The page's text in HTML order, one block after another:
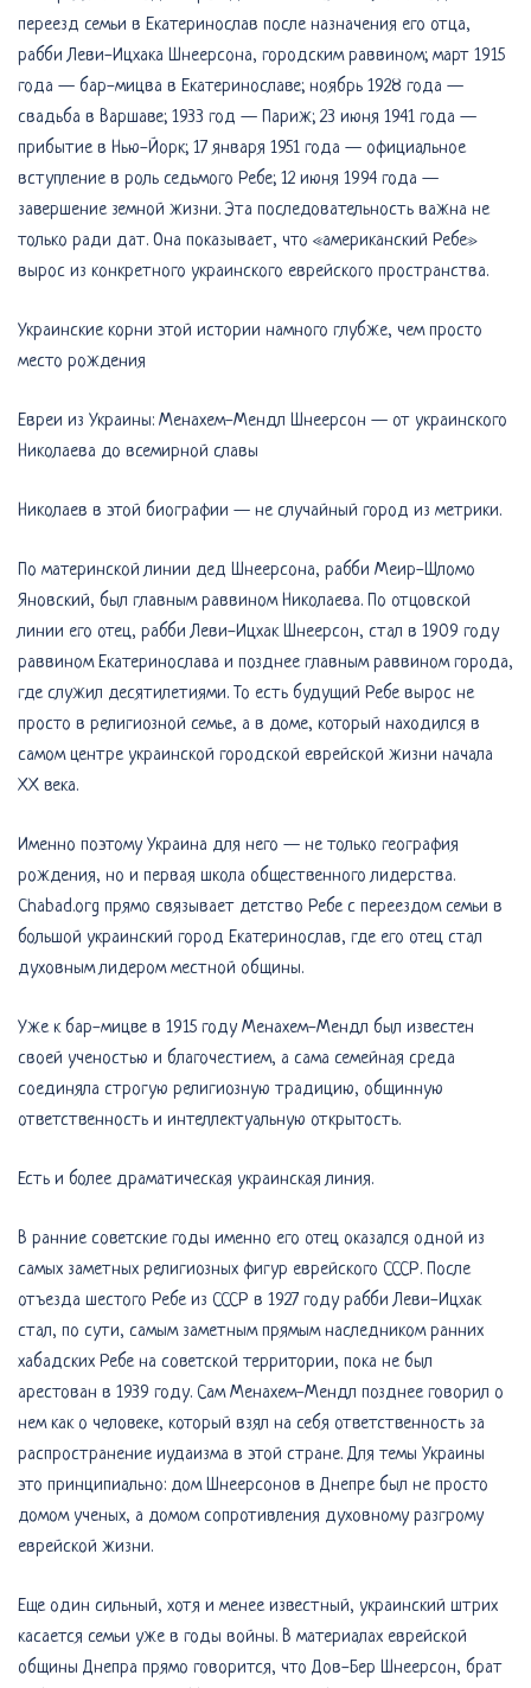
переезд семьи в Екатеринослав после назначения его отца,
рабби Леви-Ицхака Шнеерсона, городским раввином; март 1915
года — бар-мицва в Екатеринославе; ноябрь 1928 года —
свадьба в Варшаве; 1933 год — Париж; 23 июня 1941 года —
прибытие в Нью-Йорк; 17 января 1951 года — официальное
вступление в роль седьмого Ребе; 12 июня 1994 года —
завершение земной жизни. Эта последовательность важна не
только ради дат. Она показывает, что «американский Ребе»
вырос из конкретного украинского еврейского пространства.
Украинские корни этой истории намного глубже, чем просто
место рождения
Евреи из Украины: Менахем-Мендл Шнеерсон — от украинского
Николаева до всемирной славы
Николаев в этой биографии — не случайный город из метрики.
По материнской линии дед Шнеерсона, рабби Меир-Шломо
Яновский, был главным раввином Николаева. По отцовской
линии его отец, рабби Леви-Ицхак Шнеерсон, стал в 1909 году
раввином Екатеринослава и позднее главным раввином города,
где служил десятилетиями. То есть будущий Ребе вырос не
просто в религиозной семье, а в доме, который находился в
самом центре украинской городской еврейской жизни начала
ХХ века.
Именно поэтому Украина для него — не только география
рождения, но и первая школа общественного лидерства.
Chabad.org прямо связывает детство Ребе с переездом семьи в
большой украинский город Екатеринослав, где его отец стал
духовным лидером местной общины.
Уже к бар-мицве в 1915 году Менахем-Мендл был известен
своей ученостью и благочестием, а сама семейная среда
соединяла строгую религиозную традицию, общинную
ответственность и интеллектуальную открытость.
Есть и более драматическая украинская линия.
В ранние советские годы именно его отец оказался одной из
самых заметных религиозных фигур еврейского СССР. После
отъезда шестого Ребе из СССР в 1927 году рабби Леви-Ицхак
стал, по сути, самым заметным прямым наследником ранних
хабадских Ребе на советской территории, пока не был
арестован в 1939 году. Сам Менахем-Мендл позднее говорил о
нем как о человеке, который взял на себя ответственность за
распространение иудаизма в этой стране. Для темы Украины
это принципиально: дом Шнеерсонов в Днепре был не просто
домом ученых, а домом сопротивления духовному разгрому
еврейской жизни.
Еще один сильный, хотя и менее известный, украинский штрих
касается семьи уже в годы войны. В материалах еврейской
общины Днепра прямо говорится, что Дов-Бер Шнеерсон, брат